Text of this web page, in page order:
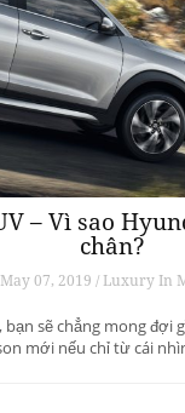
– Vì sao
chân?
May 07, 2019 / Luxury In
sẽ chẳng mong đợi
mới nếu chỉ từ cái